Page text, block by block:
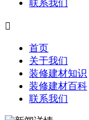
联系我们

首页
关于我们
装修建材知识
装修建材百科
联系我们